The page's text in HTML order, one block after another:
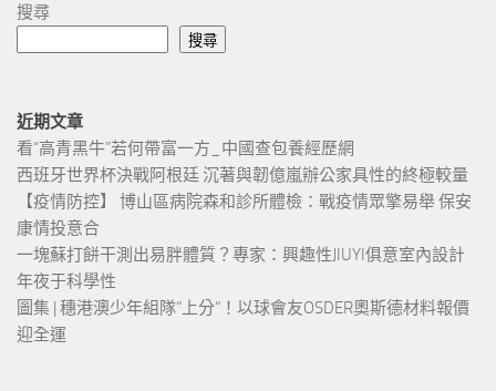
搜尋
搜尋
近期文章
看“高青黑牛”若何帶富一方_中國查包養經歷網
西班牙世界杯決戰阿根廷 沉著與韌億嵐辦公家具性的終極較量
【疫情防控】 博山區病院森和診所體檢：戰疫情眾擎易舉 保安
康情投意合
一塊蘇打餅干測出易胖體質？專家：興趣性JIUYI俱意室內設計
年夜于科學性
圖集 | 穗港澳少年組隊“上分“！以球會友OSDER奧斯德材料報價
迎全運